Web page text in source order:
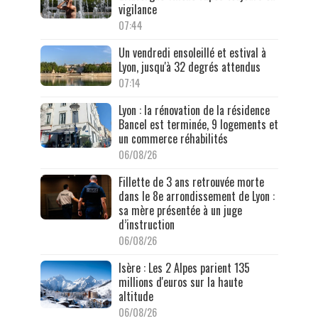
vigilance
07:44
Un vendredi ensoleillé et estival à
Lyon, jusqu'à 32 degrés attendus
07:14
Lyon : la rénovation de la résidence
Bancel est terminée, 9 logements et
un commerce réhabilités
06/08/26
Fillette de 3 ans retrouvée morte
dans le 8e arrondissement de Lyon :
sa mère présentée à un juge
d’instruction
06/08/26
Isère : Les 2 Alpes parient 135
millions d'euros sur la haute
altitude
06/08/26